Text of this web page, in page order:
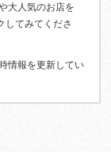
大人気のお店を
してみてくださ
情報を更新してい